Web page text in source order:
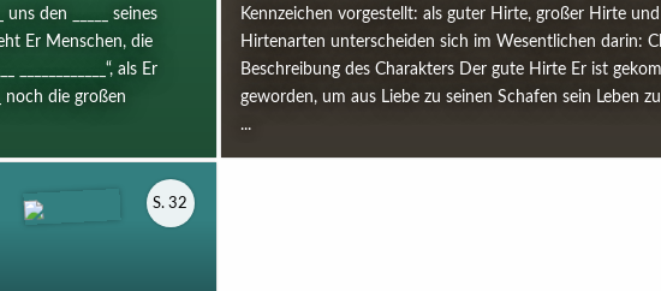
den _____ seines
Er Menschen, die
____________“, als Er
noch die großen
Kennzeichen vorgestellt: als guter Hirte, großer Hirte
Hirtenarten unterscheiden sich im Wesentlichen darin:
Beschreibung des Charakters Der gute Hirte Er ist
geworden, um aus Liebe zu seinen Schafen sein Leben
...
S. 32